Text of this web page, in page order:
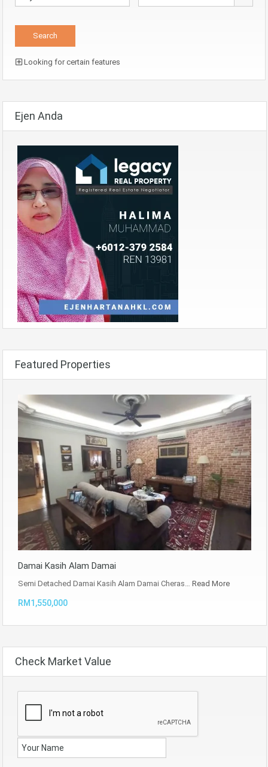
Looking for certain features
Ejen Anda
Featured Properties
Damai Kasih Alam Damai
Semi Detached Damai Kasih Alam Damai Cheras… Read More
RM1,550,000
Check Market Value